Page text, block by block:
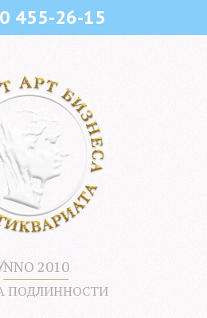
455-26-15
NNO 2010
ПОДЛИННОСТИ